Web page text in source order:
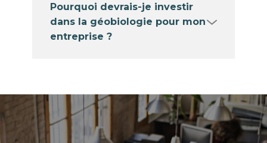
Pourquoi devrais-je investir
dans la géobiologie pour mon
entreprise ?